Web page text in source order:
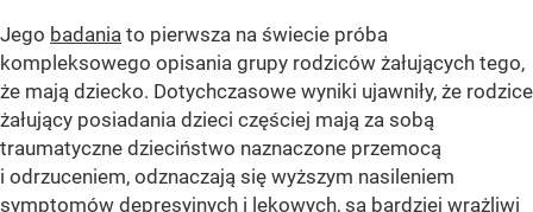
Jego badania to pierwsza na świecie próba
kompleksowego opisania grupy rodziców żałujących tego,
że mają dziecko. Dotychczasowe wyniki ujawniły, że rodzice
żałujący posiadania dzieci częściej mają za sobą
traumatyczne dzieciństwo naznaczone przemocą
i odrzuceniem, odznaczają się wyższym nasileniem
symptomów depresyjnych i lękowych, są bardziej wrażliwi